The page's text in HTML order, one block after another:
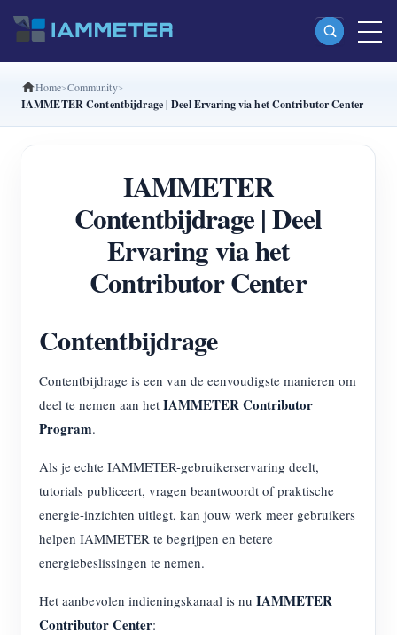
Producten
Driefasige Wi-Fi-energiemeter (WEM3080T)
Driefasige Wi-Fi-energiemeter (WEM3046T)
Driefasige Wi-Fi-energiemeter (WEM3050T)
IAMMETER Cloud Pro
EV-lader
Virtuele meter
Toepassingen
Monitor voor elektriciteitsverbruik
Bronnen
Home Community
IAMMETER Contentbijdrage | Deel Ervaring via het Contributor Center
IAMMETER
Contentbijdrage | Deel
Ervaring via het
Contributor Center
Contentbijdrage
Contentbijdrage is een van de eenvoudigste manieren om
deel te nemen aan het IAMMETER Contributor
Program.
Als je echte IAMMETER-gebruikerservaring deelt,
tutorials publiceert, vragen beantwoordt of praktische
energie-inzichten uitlegt, kan jouw werk meer gebruikers
helpen IAMMETER te begrijpen en betere
energiebeslissingen te nemen.
Het aanbevolen indieningskanaal is nu IAMMETER
Contributor Center: